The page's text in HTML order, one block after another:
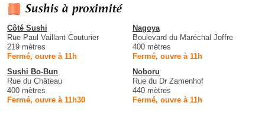
Sushis à proximité
Côté Sushi
Rue Paul Vaillant Couturier
219 mètres
Fermé, ouvre à 11h
Nagoya
Boulevard du Maréchal Joffre
400 mètres
Fermé, ouvre à 11h
Sushi Bo-Bun
Rue du Château
400 mètres
Fermé, ouvre à 11h30
Noboru
Rue du Dr Zamenhof
440 mètres
Fermé, ouvre à 11h